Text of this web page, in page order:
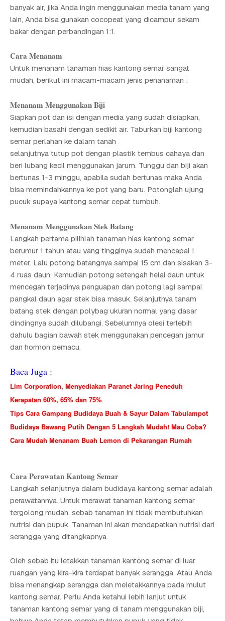
banyak air, jika Anda ingin menggunakan media tanam yang
lain, Anda bisa gunakan cocopeat yang dicampur sekam
bakar dengan perbandingan 1:1.
Cara Menanam
Untuk menanam tanaman hias kantong semar sangat
mudah, berikut ini macam-macam jenis penanaman :
Menanam Menggunakan Biji
Siapkan pot dan isi dengan media yang sudah disiapkan,
kemudian basahi dengan sedikit air. Taburkan biji kantong
semar perlahan ke dalam tanah
selanjutnya tutup pot dengan plastik tembus cahaya dan
beri lubang kecil menggunakan jarum. Tunggu dan biji akan
bertunas 1-3 minggu, apabila sudah bertunas maka Anda
bisa memindahkannya ke pot yang baru. Potonglah ujung
pucuk supaya kantong semar cepat tumbuh.
Menanam Menggunakan Stek Batang
Langkah pertama pilihlah tanaman hias kantong semar
berumur 1 tahun atau yang tingginya sudah mencapai 1
meter. Lalu potong batangnya sampai 15 cm dan sisakan 3-
4 ruas daun. Kemudian potong setengah helai daun untuk
mencegah terjadinya penguapan dan potong lagi sampai
pangkal daun agar stek bisa masuk. Selanjutnya tanam
batang stek dengan polybag ukuran normal yang dasar
dindingnya sudah dilubangi. Sebelumnya olesi terlebih
dahulu bagian bawah stek menggunakan pencegah jamur
dan hormon pemacu.
Baca Juga :
Lim Corporation, Menyediakan Paranet Jaring Peneduh
Kerapatan 60%, 65% dan 75%
Tips Cara Gampang Budidaya Buah & Sayur Dalam Tabulampot
Budidaya Bawang Putih Dengan 5 Langkah Mudah! Mau Coba?
Cara Mudah Menanam Buah Lemon di Pekarangan Rumah
Cara Perawatan Kantong Semar
Langkah selanjutnya dalam budidaya kantong semar adalah
perawatannya. Untuk merawat tanaman kantong semar
tergolong mudah, sebab tanaman ini tidak membutuhkan
nutrisi dan pupuk. Tanaman ini akan mendapatkan nutrisi dari
serangga yang ditangkapnya.
Oleh sebab itu letakkan tanaman kantong semar di luar
ruangan yang kira-kira terdapat banyak serangga. Atau Anda
bisa menangkap serangga dan meletakkannya pada mulut
kantong semar. Perlu Anda ketahui lebih lanjut untuk
tanaman kantong semar yang di tanam menggunakan biji,